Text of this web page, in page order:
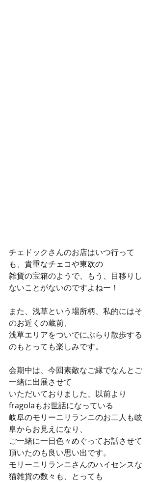
チェドックさんのお店はいつ行って
も、貴重なチェコや東欧の
雑貨の宝箱のようで、もう、目移りし
ないことがないのですよねー！
また、浅草という場所柄、私的にはそ
のお近くの蔵前、
浅草エリアをついでにぶらり散歩する
のもとっても楽しみです。
会期中は、今回素敵なご縁でなんとご
一緒に出展させて
いただいておりました、以前より
fragolaもお世話になっている
岐阜のモリーニリランニのお二人も岐
阜からお見えになり、
ご一緒に一日色々めぐってお話させて
頂いたのも良い思い出です。
モリーニリランニさんのハイセンスな
猫雑貨の数々も、とっても